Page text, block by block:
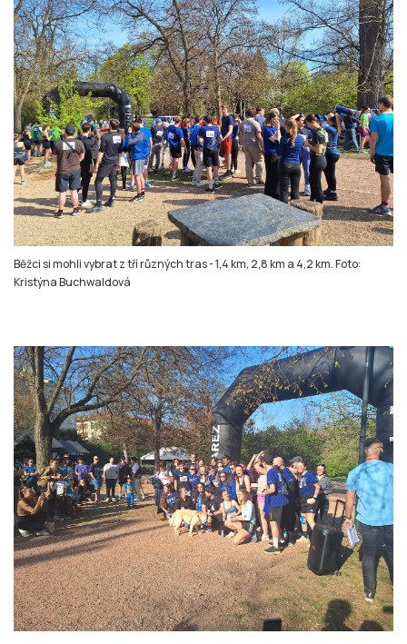
Běžci si mohli vybrat z tří různých tras - 1,4 km, 2,8 km a 4,2 km. Foto:
Kristýna Buchwaldová